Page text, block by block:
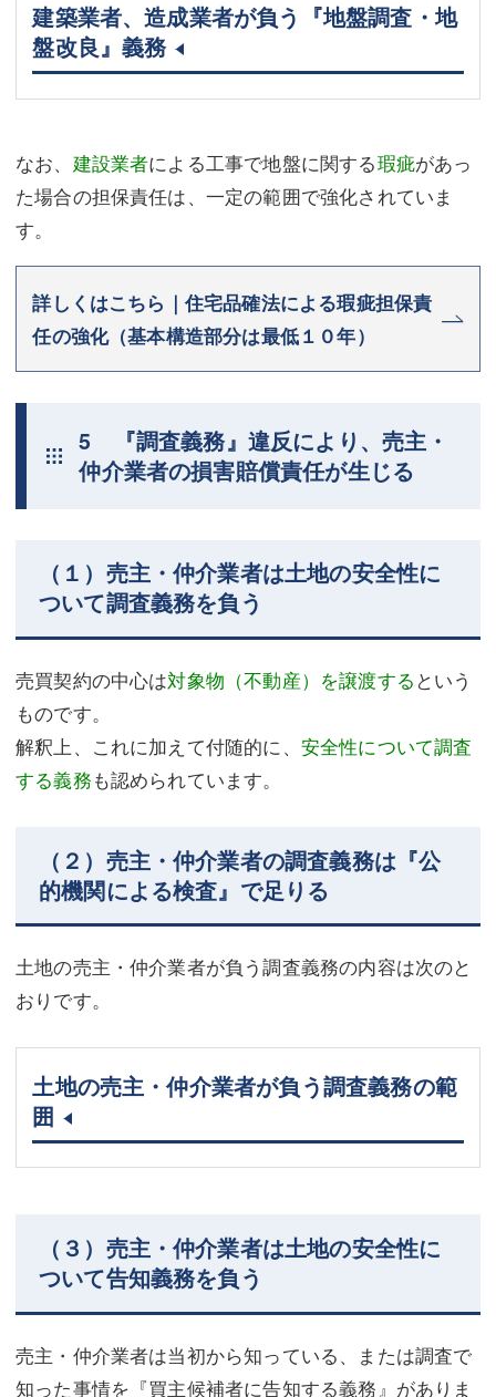
建築業者、造成業者が負う『地盤調査・地
盤改良』義務
なお、 建設業者による工事で地盤に関する瑕疵があっ
た場合の担保責任は、一定の範囲で強化されていま
す。
詳しくはこちら｜住宅品確法による瑕疵担保責
任の強化（基本構造部分は最低１０年）
5 『調査義務』違反により、売主・
仲介業者の損害賠償責任が生じる
（１）売主・仲介業者は土地の安全性に
ついて調査義務を負う
売買契約の中心は対象物（不動産）を譲渡する という
ものです。
解釈上、これに加えて付随的に、 安全性について調査
する義務も認められています。
（２）売主・仲介業者の調査義務は『公
的機関による検査』で足りる
土地の売主・仲介業者が負う調査義務の内容は次のと
おりです。
土地の売主・仲介業者が負う調査義務の範
囲
（３）売主・仲介業者は土地の安全性に
ついて告知義務を負う
売主・仲介業者は当初から知っている、または調査で
知った事情を『買主候補者に告知する義務』がありま